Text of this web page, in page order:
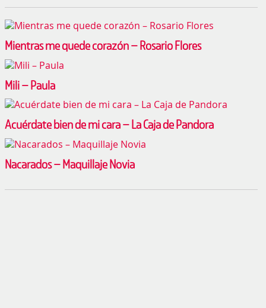
Mientras me quede corazón – Rosario Flores
Mili – Paula
Acuérdate bien de mi cara – La Caja de Pandora
Nacarados – Maquillaje Novia